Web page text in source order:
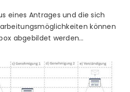
eines Antrages und die sich
können
abgebildet werden…